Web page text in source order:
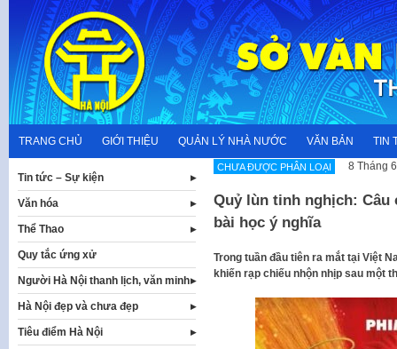
content
TRANG CHỦ GIỚI THIỆU QUẢN LÝ NHÀ NƯỚC VĂN BẢN TIN
CHƯA ĐƯỢC PHÂN LOẠI 8 Tháng
Quỷ lùn tinh nghịch: Câu
bài học ý nghĩa
Trong tuần đầu tiên ra mắt tại Việt
khiến rạp chiếu nhộn nhịp sau một
Tin tức – Sự kiện
Văn hóa
Thể Thao
Quy tắc ứng xử
Người Hà Nội thanh lịch, văn minh
Hà Nội đẹp và chưa đẹp
Tiêu điểm Hà Nội